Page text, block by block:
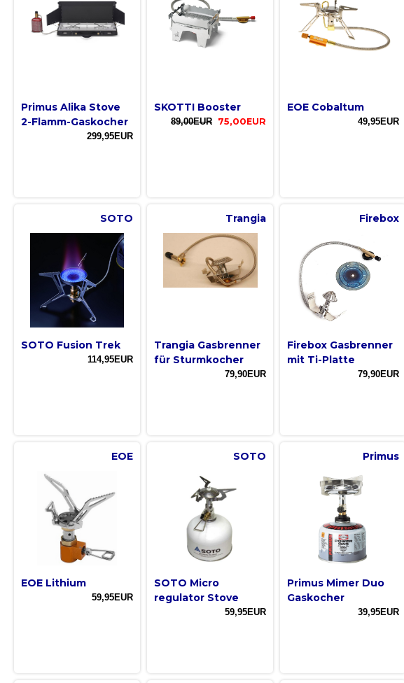
Primus Alika Stove
2-Flamm-Gaskocher
299,95EUR
SKOTTI Booster
89,00EUR 75,00EUR
EOE Cobaltum
49,95EUR
SOTO
SOTO Fusion Trek
114,95EUR
Trangia
Trangia Gasbrenner
für Sturmkocher
79,90EUR
Firebox
Firebox Gasbrenner
mit Ti-Platte
79,90EUR
EOE
EOE Lithium
59,95EUR
SOTO
SOTO Micro
regulator Stove
59,95EUR
Primus
Primus Mimer Duo
Gaskocher
39,95EUR